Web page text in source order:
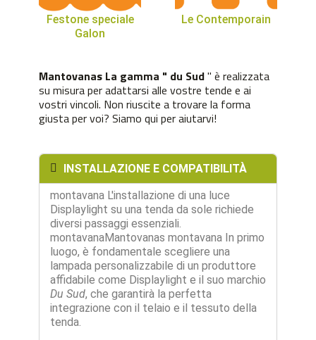
Festone speciale
Galon
Le Contemporain
Mantovanas La gamma " du Sud" è realizzata
su misura per adattarsi alle vostre tende e ai
vostri vincoli. Non riuscite a trovare la forma
giusta per voi? Siamo qui per aiutarvi!
INSTALLAZIONE E COMPATIBILITÀ
montavana L'installazione di una luce
Displaylight su una tenda da sole richiede
diversi passaggi essenziali.
montavanaMantovanas montavana In primo
luogo, è fondamentale scegliere una
lampada personalizzabile di un produttore
affidabile come Displaylight e il suo marchio
Du Sud, che garantirà la perfetta
integrazione con il telaio e il tessuto della
tenda.